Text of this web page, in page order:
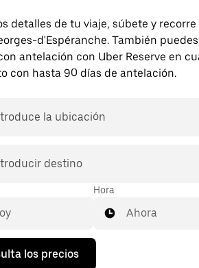
detalles de tu viaje, súbete y recorre
d'Espéranche. También
antelación con Uber Reserve en
con hasta 90 días de antelación.
la ubicación
destino
Hora
Ahora
los precios